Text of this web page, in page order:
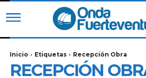
Inicio Etiquetas Recepción Obra
RECEPCIÓN